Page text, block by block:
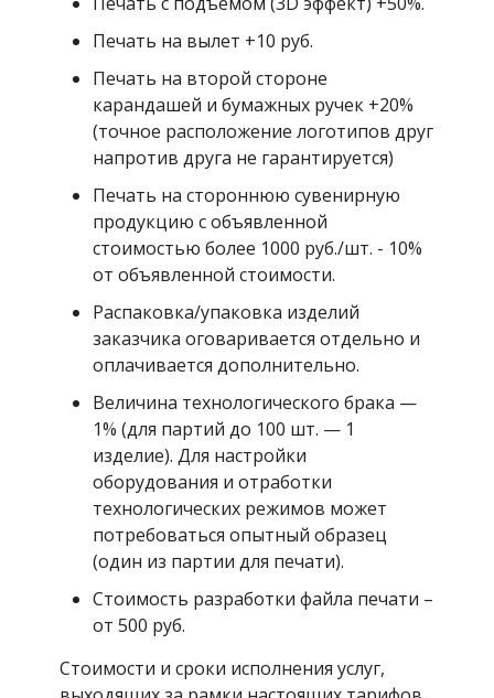
Печать на вылет +10 руб.
Печать на второй стороне
карандашей и бумажных ручек +20%
(точное расположение логотипов друг
напротив друга не гарантируется)
Печать на стороннюю сувенирную
продукцию с объявленной
стоимостью более 1000 руб./шт. - 10%
от объявленной стоимости.
Распаковка/упаковка изделий
заказчика оговаривается отдельно и
оплачивается дополнительно.
Величина технологического брака —
1% (для партий до 100 шт. — 1
изделие). Для настройки
оборудования и отработки
технологических режимов может
потребоваться опытный образец
(один из партии для печати).
Стоимость разработки файла печати –
от 500 руб.
Стоимости и сроки исполнения услуг,